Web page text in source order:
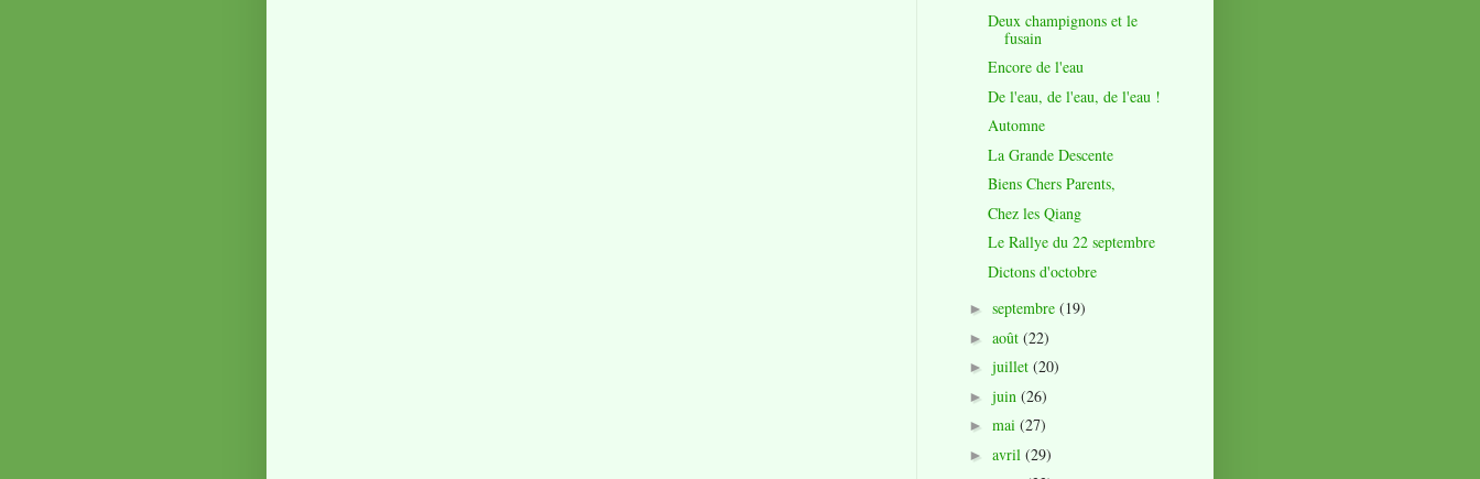
Deux champignons et le
fusain
Encore de l'eau
De l'eau, de l'eau, de l'eau !
Automne
La Grande Descente
Biens Chers Parents,
Chez les Qiang
Le Rallye du 22 septembre
Dictons d'octobre
► septembre (19)
► août (22)
► juillet (20)
► juin (26)
► mai (27)
► avril (29)